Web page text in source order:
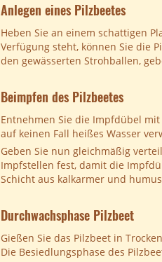
Anlegen eines Pilzbeetes
Heben Sie an einem schattigen
Verfügung steht, können Sie die
den gewässerten Strohballen,
Beimpfen des Pilzbeetes
Entnehmen Sie die Impfdübel
auf keinen Fall heißes Wasser
Geben Sie nun gleichmäßig
Impfstellen fest, damit die
Schicht aus kalkarmer und
Durchwachsphase Pilzbeet
Gießen Sie das Pilzbeet in
Die Besiedlungsphase des